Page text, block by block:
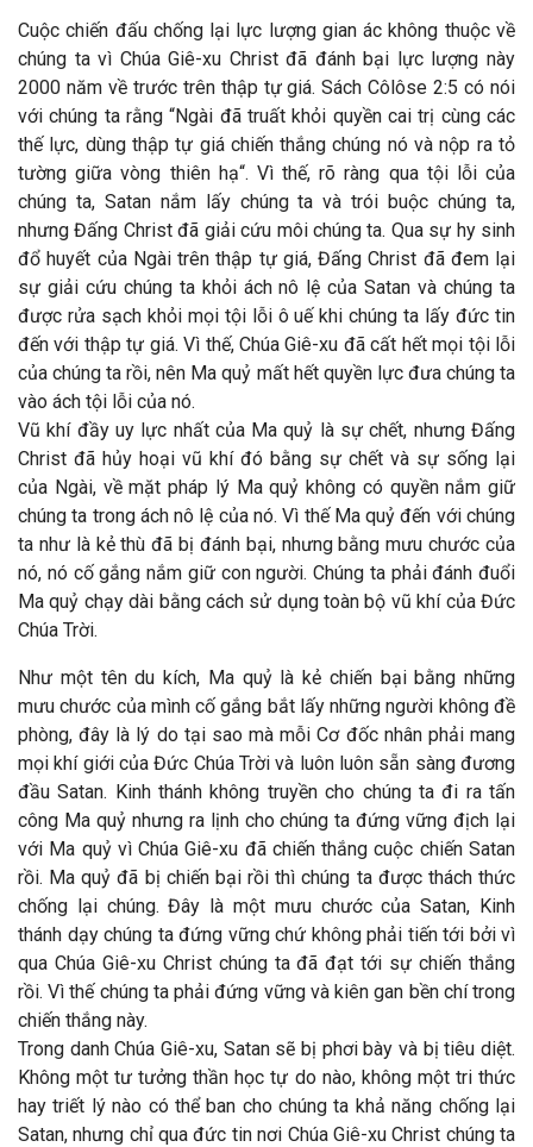
Cuộc chiến đấu chống lại lực lượng gian ác không thuộc về
chúng ta vì Chúa Giê-xu Christ đã đánh bại lực lượng này
2000 năm về trước trên thập tự giá. Sách Côlôse 2:5 có nói
với chúng ta rằng “Ngài đã truất khỏi quyền cai trị cùng các
thế lực, dùng thập tự giá chiến thắng chúng nó và nộp ra tỏ
tường giữa vòng thiên hạ“. Vì thế, rõ ràng qua tội lỗi của
chúng ta, Satan nắm lấy chúng ta và trói buộc chúng ta,
nhưng Đấng Christ đã giải cứu môi chúng ta. Qua sự hy sinh
đổ huyết của Ngài trên thập tự giá, Đấng Christ đã đem lại
sự giải cứu chúng ta khỏi ách nô lệ của Satan và chúng ta
được rửa sạch khỏi mọi tội lỗi ô uế khi chúng ta lấy đức tin
đến với thập tự giá. Vì thế, Chúa Giê-xu đã cất hết mọi tội lỗi
của chúng ta rồi, nên Ma quỷ mất hết quyền lực đưa chúng ta
vào ách tội lỗi của nó.
Vũ khí đầy uy lực nhất của Ma quỷ là sự chết, nhưng Đấng
Christ đã hủy hoại vũ khí đó bằng sự chết và sự sống lại
của Ngài, về mặt pháp lý Ma quỷ không có quyền nắm giữ
chúng ta trong ách nô lệ của nó. Vì thế Ma quỷ đến với chúng
ta như là kẻ thù đã bị đánh bại, nhưng bằng mưu chước của
nó, nó cố gắng nắm giữ con người. Chúng ta phải đánh đuổi
Ma quỷ chạy dài bằng cách sử dụng toàn bộ vũ khí của Đức
Chúa Trời.
Như một tên du kích, Ma quỷ là kẻ chiến bại bằng những
mưu chước của mình cố gắng bắt lấy những người không đề
phòng, đây là lý do tại sao mà mỗi Cơ đốc nhân phải mang
mọi khí giới của Đức Chúa Trời và luôn luôn sẵn sàng đương
đầu Satan. Kinh thánh không truyền cho chúng ta đi ra tấn
công Ma quỷ nhưng ra lịnh cho chúng ta đứng vững địch lại
với Ma quỷ vì Chúa Giê-xu đã chiến thắng cuộc chiến Satan
rồi. Ma quỷ đã bị chiến bại rồi thì chúng ta được thách thức
chống lại chúng. Đây là một mưu chước của Satan, Kinh
thánh dạy chúng ta đứng vững chứ không phải tiến tới bởi vì
qua Chúa Giê-xu Christ chúng ta đã đạt tới sự chiến thắng
rồi. Vì thế chúng ta phải đứng vững và kiên gan bền chí trong
chiến thắng này.
Trong danh Chúa Giê-xu, Satan sẽ bị phơi bày và bị tiêu diệt.
Không một tư tưởng thần học tự do nào, không một tri thức
hay triết lý nào có thể ban cho chúng ta khả năng chống lại
Satan, nhưng chỉ qua đức tin nơi Chúa Giê-xu Christ chúng ta